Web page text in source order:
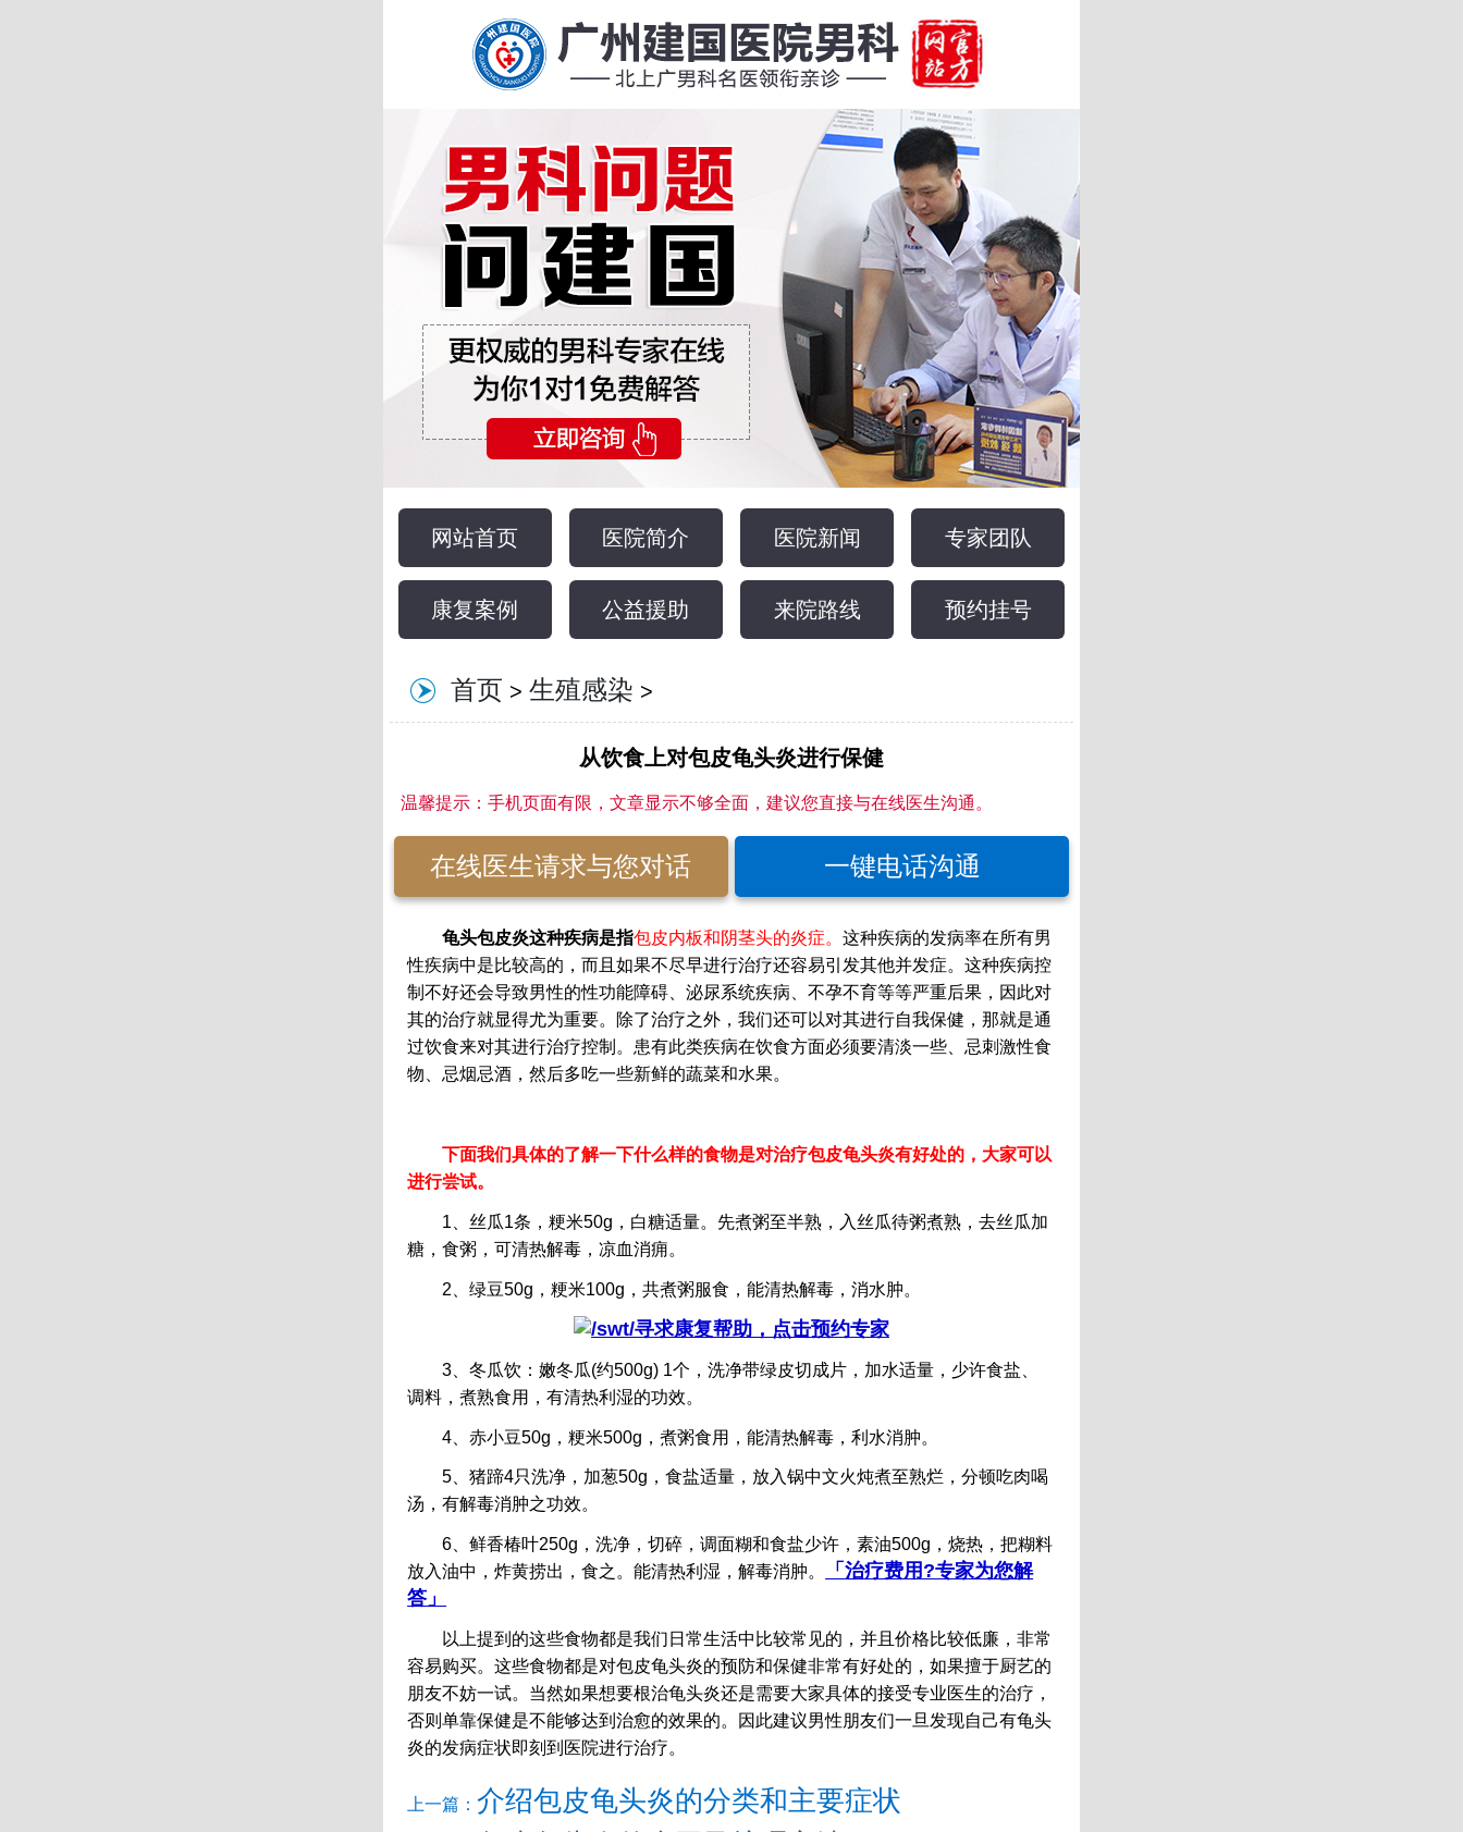
网站首页 医院简介 医院新闻 专家团队
康复案例 公益援助 来院路线 预约挂号
首页 > 生殖感染 >
从饮食上对包皮龟头炎进行保健
温馨提示：手机页面有限，文章显示不够全面，建议您直接与在线医生沟通。
在线医生请求与您对话 一键电话沟通
龟头包皮炎这种疾病是指包皮内板和阴茎头的炎症。这种疾病的发病率在所有男
性疾病中是比较高的，而且如果不尽早进行治疗还容易引发其他并发症。这种疾病控
制不好还会导致男性的性功能障碍、泌尿系统疾病、不孕不育等等严重后果，因此对
其的治疗就显得尤为重要。除了治疗之外，我们还可以对其进行自我保健，那就是通
过饮食来对其进行治疗控制。患有此类疾病在饮食方面必须要清淡一些、忌刺激性食
物、忌烟忌酒，然后多吃一些新鲜的蔬菜和水果。
下面我们具体的了解一下什么样的食物是对治疗包皮龟头炎有好处的，大家可以
进行尝试。
1、丝瓜1条，粳米50g，白糖适量。先煮粥至半熟，入丝瓜待粥煮熟，去丝瓜加
糖，食粥，可清热解毒，凉血消痈。
2、绿豆50g，粳米100g，共煮粥服食，能清热解毒，消水肿。
寻求康复帮助，点击预约专家
3、冬瓜饮：嫩冬瓜(约500g) 1个，洗净带绿皮切成片，加水适量，少许食盐、
调料，煮熟食用，有清热利湿的功效。
4、赤小豆50g，粳米500g，煮粥食用，能清热解毒，利水消肿。
5、猪蹄4只洗净，加葱50g，食盐适量，放入锅中文火炖煮至熟烂，分顿吃肉喝
汤，有解毒消肿之功效。
6、鲜香椿叶250g，洗净，切碎，调面糊和食盐少许，素油500g，烧热，把糊料
放入油中，炸黄捞出，食之。能清热利湿，解毒消肿。
「治疗费用?专家为您解
答」
以上提到的这些食物都是我们日常生活中比较常见的，并且价格比较低廉，非常
容易购买。这些食物都是对包皮龟头炎的预防和保健非常有好处的，如果擅于厨艺的
朋友不妨一试。当然如果想要根治龟头炎还是需要大家具体的接受专业医生的治疗，
否则单靠保健是不能够达到治愈的效果的。因此建议男性朋友们一旦发现自己有龟头
炎的发病症状即刻到医院进行治疗。
上一篇：介绍包皮龟头炎的分类和主要症状